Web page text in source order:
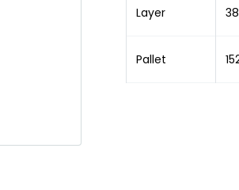
Layer 38
Pallet